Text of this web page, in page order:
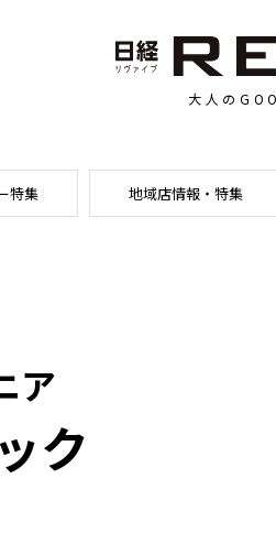
大人の
特集 地域店情報・特集
ア
ク